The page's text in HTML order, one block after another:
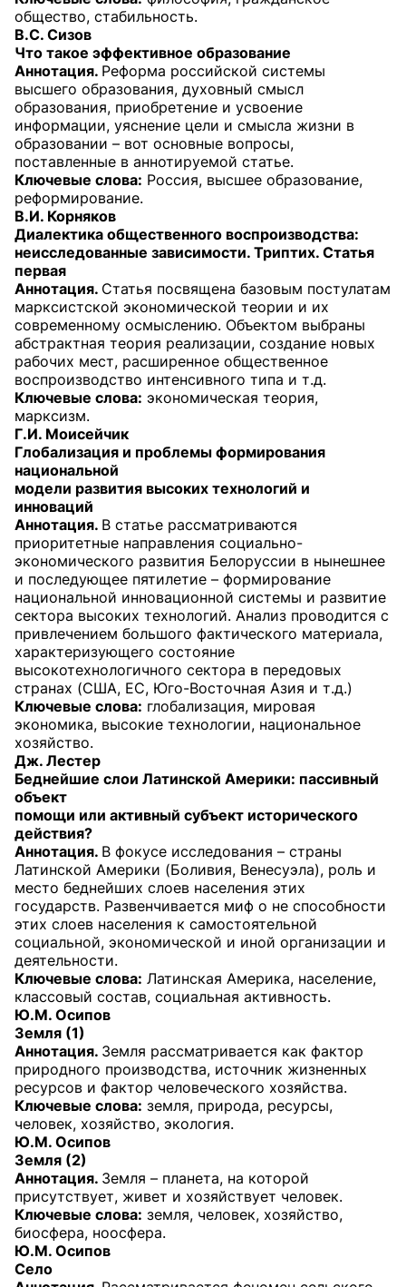
общество, стабильность.
В.С. Сизов
Что такое эффективное образование
Аннотация. Реформа российской системы
высшего образования, духовный смысл
образования, приобретение и усвоение
информации, уяснение цели и смысла жизни в
образовании – вот основные вопросы,
поставленные в аннотируемой статье.
Ключевые слова: Россия, высшее образование,
реформирование.
В.И. Корняков
Диалектика общественного воспроизводства:
неисследованные зависимости. Триптих. Статья
первая
Аннотация. Статья посвящена базовым постулатам
марксистской экономической теории и их
современному осмыслению. Объектом выбраны
абстрактная теория реализации, создание новых
рабочих мест, расширенное общественное
воспроизводство интенсивного типа и т.д.
Ключевые слова: экономическая теория,
марксизм.
Г.И. Моисейчик
Глобализация и проблемы формирования
национальной
модели развития высоких технологий и
инноваций
Аннотация. В статье рассматриваются
приоритетные направления социально-
экономического развития Белоруссии в нынешнее
и последующее пятилетие – формирование
национальной инновационной системы и развитие
сектора высоких технологий. Анализ проводится с
привлечением большого фактического материала,
характеризующего состояние
высокотехнологичного сектора в передовых
странах (США, ЕС, Юго-Восточная Азия и т.д.)
Ключевые слова: глобализация, мировая
экономика, высокие технологии, национальное
хозяйство.
Дж. Лестер
Беднейшие слои Латинской Америки: пассивный
объект
помощи или активный субъект исторического
действия?
Аннотация. В фокусе исследования – страны
Латинской Америки (Боливия, Венесуэла), роль и
место беднейших слоев населения этих
государств. Развенчивается миф о не способности
этих слоев населения к самостоятельной
социальной, экономической и иной организации и
деятельности.
Ключевые слова: Латинская Америка, население,
классовый состав, социальная активность.
Ю.М. Осипов
Земля (1)
Аннотация. Земля рассматривается как фактор
природного производства, источник жизненных
ресурсов и фактор человеческого хозяйства.
Ключевые слова: земля, природа, ресурсы,
человек, хозяйство, экология.
Ю.М. Осипов
Земля (2)
Аннотация. Земля – планета, на которой
присутствует, живет и хозяйствует человек.
Ключевые слова: земля, человек, хозяйство,
биосфера, ноосфера.
Ю.М. Осипов
Село